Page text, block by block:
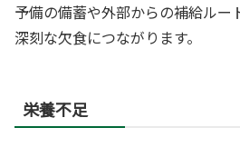
予備の備蓄や外部からの補給ルー
深刻な欠食につながります。
栄養不足